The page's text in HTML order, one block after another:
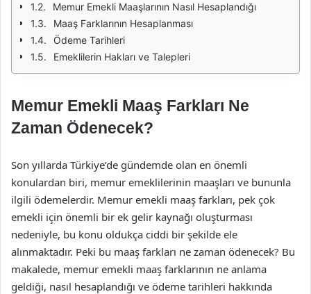
Memur Emekli Maaşlarının Nasıl Hesaplandığı
Maaş Farklarının Hesaplanması
Ödeme Tarihleri
Emeklilerin Hakları ve Talepleri
Memur Emekli Maaş Farkları Ne
Zaman Ödenecek?
Son yıllarda Türkiye’de gündemde olan en önemli
konulardan biri, memur emeklilerinin maaşları ve bununla
ilgili ödemelerdir. Memur emekli maaş farkları, pek çok
emekli için önemli bir ek gelir kaynağı oluşturması
nedeniyle, bu konu oldukça ciddi bir şekilde ele
alınmaktadır. Peki bu maaş farkları ne zaman ödenecek? Bu
makalede, memur emekli maaş farklarının ne anlama
geldiği, nasıl hesaplandığı ve ödeme tarihleri hakkında